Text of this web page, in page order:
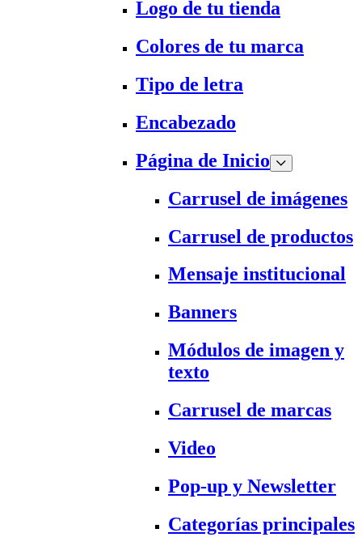
Logo de tu tienda
Colores de tu marca
Tipo de letra
Encabezado
Página de Inicio
Carrusel de imágenes
Carrusel de productos
Mensaje institucional
Banners
Módulos de imagen y
texto
Carrusel de marcas
Video
Pop-up y Newsletter
Categorías principales